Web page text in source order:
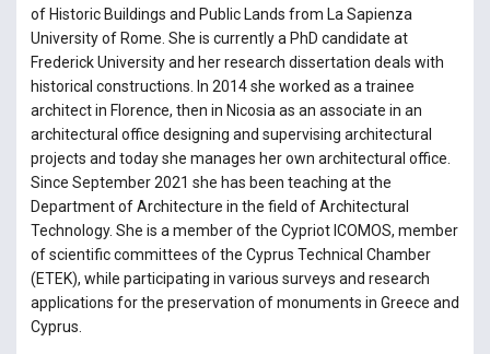
of Historic Buildings and Public Lands from La Sapienza
University of Rome. She is currently a PhD candidate at
Frederick University and her research dissertation deals with
historical constructions. In 2014 she worked as a trainee
architect in Florence, then in Nicosia as an associate in an
architectural office designing and supervising architectural
projects and today she manages her own architectural office.
Since September 2021 she has been teaching at the
Department of Architecture in the field of Architectural
Technology. She is a member of the Cypriot ICOMOS, member
of scientific committees of the Cyprus Technical Chamber
(ETEK), while participating in various surveys and research
applications for the preservation of monuments in Greece and
Cyprus.